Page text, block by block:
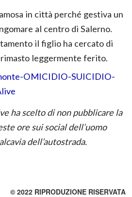
in città perché gestiva un
al centro di Salerno.
il figlio ha cercato di
leggermente ferito.
ha scelto di non pubblicare la
ore sui social dell’uomo
dell’autostrada.
© 2022 RIPRODUZIONE RISERVATA